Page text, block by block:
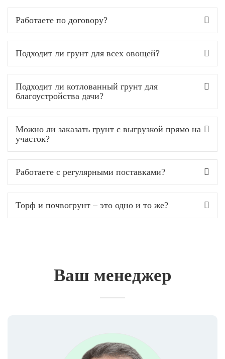
Работаете по договору?
Подходит ли грунт для всех овощей?
Подходит ли котлованный грунт для
благоустройства дачи?
Можно ли заказать грунт с выгрузкой прямо на
участок?
Работаете с регулярными поставками?
Торф и почвогрунт – это одно и то же?
Ваш менеджер